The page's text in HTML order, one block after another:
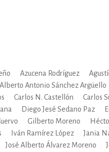
Azucena Rodríguez
Alberto Antonio Sánchez Argüello
Carlos N. Castellón
Carlos
Diego Jesé Sedano Paz
Gilberto Moreno
Iván Ramírez López
Jania
José Alberto Álvarez Moreno